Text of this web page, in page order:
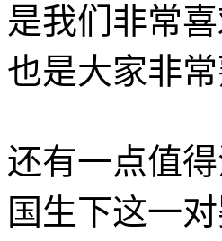
是我们非常
也是大家非
还有一点值
国生下这一